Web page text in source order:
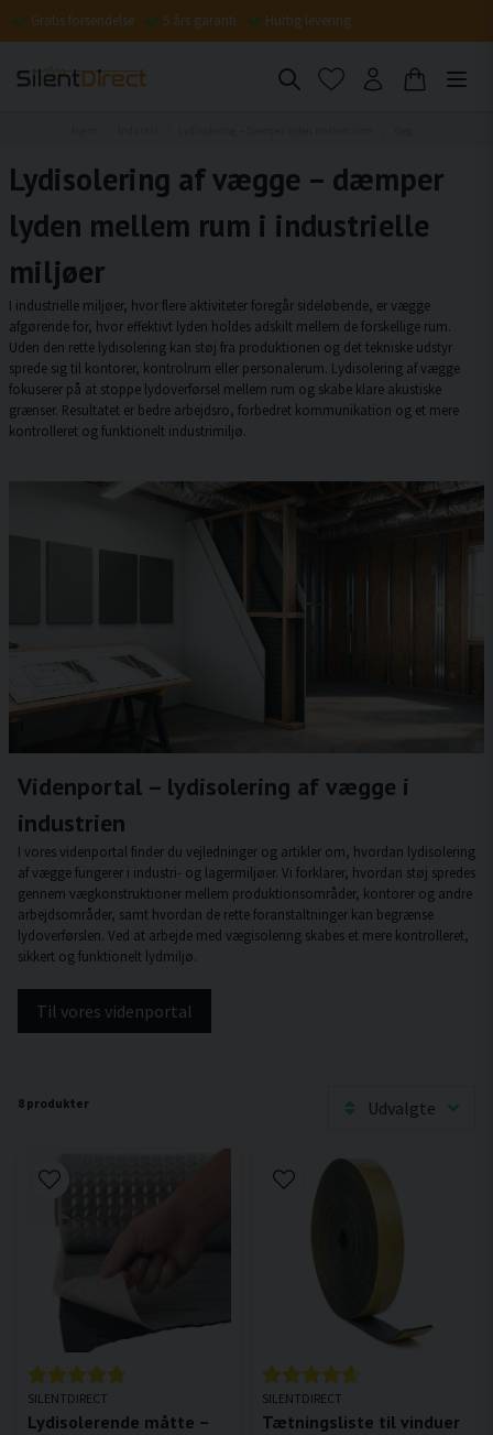
Gratis forsendelse 5 års garanti Hurtig levering
Lydisolering af vægge – dæmper
lyden mellem rum i industrielle
miljøer
I industrielle miljøer, hvor flere aktiviteter foregår sideløbende, er vægge
afgørende for, hvor effektivt lyden holdes adskilt mellem de forskellige rum.
Uden den rette lydisolering kan støj fra produktionen og det tekniske udstyr
sprede sig til kontorer, kontrolrum eller personalerum. Lydisolering af vægge
fokuserer på at stoppe lydoverførsel mellem rum og skabe klare akustiske
grænser. Resultatet er bedre arbejdsro, forbedret kommunikation og et mere
kontrolleret og funktionelt industrimiljø.
Videnportal – lydisolering af vægge i
industrien
I vores videnportal finder du vejledninger og artikler om, hvordan lydisolering
af vægge fungerer i industri- og lagermiljøer. Vi forklarer, hvordan støj spredes
gennem vægkonstruktioner mellem produktionsområder, kontorer og andre
arbejdsområder, samt hvordan de rette foranstaltninger kan begrænse
lydoverførslen. Ved at arbejde med vægisolering skabes et mere kontrolleret,
sikkert og funktionelt lydmiljø.
Til vores videnportal
8 produkter Udvalgte
SILENTDIRECT
Lydisolerende måtte –
SILENTDIRECT
Tætningsliste til vinduer